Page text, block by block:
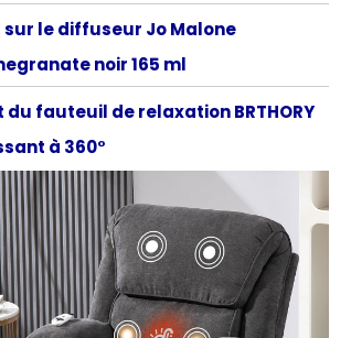
sur le diffuseur Jo Malone
noir 165 ml
du fauteuil de relaxation BRTHORY
à 360°